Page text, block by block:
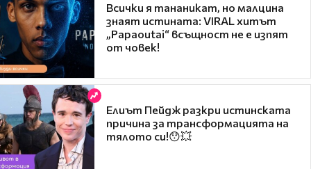
Всички я тананикат, но малцина
знаят истината: VIRAL хитът
„Papaoutai“ всъщност не е изпят
от човек!
Елиът Пейдж разкри истинската
причина за трансформацията на
тялото си!😯💥